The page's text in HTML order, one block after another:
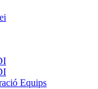
Equips